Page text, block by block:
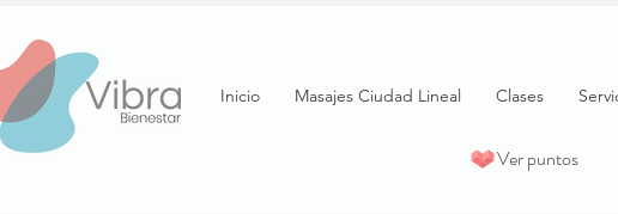
Inicio Masajes Ciudad Lineal Clases
Ver puntos